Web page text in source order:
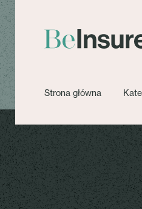
Strona główna